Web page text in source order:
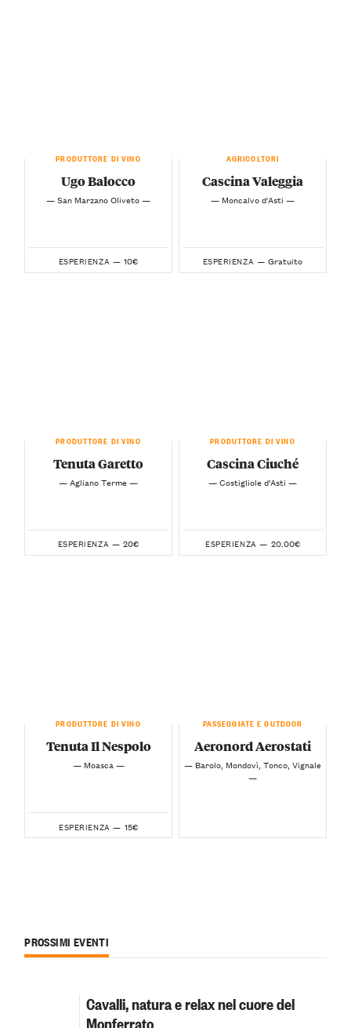
PRODUTTORE DI VINO
Ugo Balocco
— San Marzano Oliveto —
ESPERIENZA — 10€
AGRICOLTORI
Cascina Valeggia
— Moncalvo d'Asti —
ESPERIENZA — Gratuito
PRODUTTORE DI VINO
Tenuta Garetto
— Agliano Terme —
ESPERIENZA — 20€
PRODUTTORE DI VINO
Cascina Ciuché
— Costigliole d’Asti —
ESPERIENZA — 20.00€
PRODUTTORE DI VINO
Tenuta Il Nespolo
— Moasca —
ESPERIENZA — 15€
PASSEGGIATE E OUTDOOR
Aeronord Aerostati
— Barolo, Mondovì, Tonco, Vignale
—
PROSSIMI EVENTI
Cavalli, natura e relax nel cuore del
Monferrato